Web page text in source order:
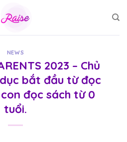
NEWS
2023 – Chủ
bắt đầu từ đọc
đọc sách từ 0
tuổi.